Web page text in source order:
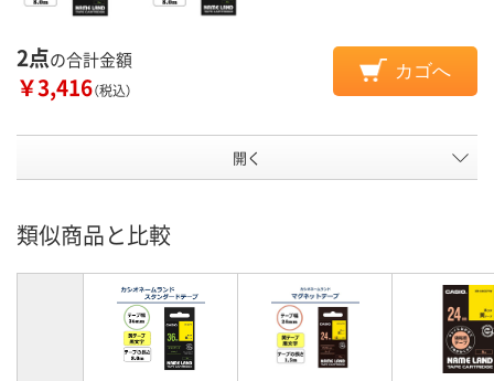
2点の合計金額
￥3,416（税込）
カゴへ
開く
類似商品と比較